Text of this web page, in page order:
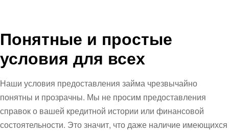
Понятные и простые
условия для всех
Наши условия предоставления займа чрезвычайно
понятны и прозрачны. Мы не просим предоставления
справок о вашей кредитной истории или финансовой
состоятельности. Это значит, что даже наличие имеющихся